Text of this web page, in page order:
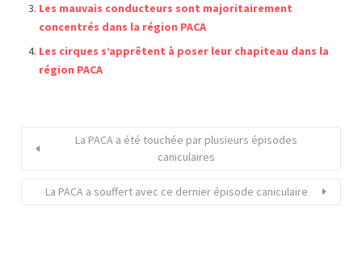
Les mauvais conducteurs sont majoritairement
concentrés dans la région PACA
Les cirques s’apprêtent à poser leur chapiteau dans la
région PACA
La PACA a été touchée par plusieurs épisodes
caniculaires
La PACA a souffert avec ce dernier épisode caniculaire